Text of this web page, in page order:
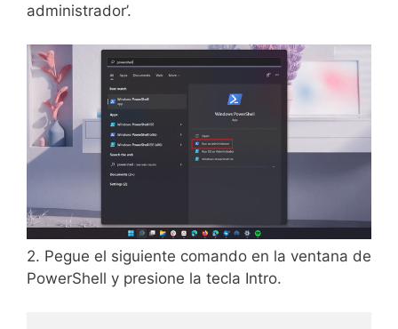
administrador’.
2. Pegue el siguiente comando en la ventana de
PowerShell y presione la tecla Intro.